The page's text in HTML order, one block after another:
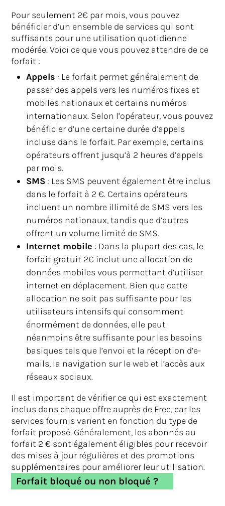
Pour seulement 2€ par mois, vous pouvez
bénéficier d’un ensemble de services qui sont
suffisants pour une utilisation quotidienne
modérée. Voici ce que vous pouvez attendre de ce
forfait :
Appels : Le forfait permet généralement de
passer des appels vers les numéros fixes et
mobiles nationaux et certains numéros
internationaux. Selon l’opérateur, vous pouvez
bénéficier d’une certaine durée d’appels
incluse dans le forfait. Par exemple, certains
opérateurs offrent jusqu’à 2 heures d’appels
par mois.
SMS : Les SMS peuvent également être inclus
dans le forfait à 2 €. Certains opérateurs
incluent un nombre illimité de SMS vers les
numéros nationaux, tandis que d’autres
offrent un volume limité de SMS.
Internet mobile : Dans la plupart des cas, le
forfait gratuit 2€ inclut une allocation de
données mobiles vous permettant d’utiliser
internet en déplacement. Bien que cette
allocation ne soit pas suffisante pour les
utilisateurs intensifs qui consomment
énormément de données, elle peut
néanmoins être suffisante pour les besoins
basiques tels que l’envoi et la réception d’e-
mails, la navigation sur le web et l’accès aux
réseaux sociaux.
Il est important de vérifier ce qui est exactement
inclus dans chaque offre auprès de Free, car les
services fournis varient en fonction du type de
forfait proposé. Généralement, les abonnés au
forfait 2 € sont également éligibles pour recevoir
des mises à jour régulières et des promotions
supplémentaires pour améliorer leur utilisation.
Forfait bloqué ou non bloqué ?